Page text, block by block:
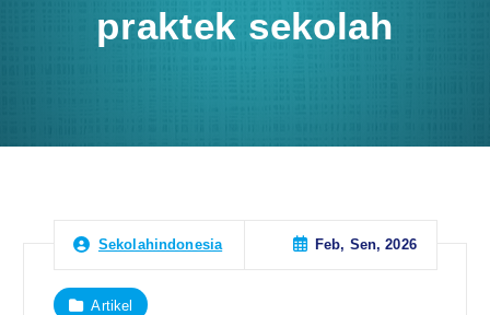
praktek sekolah
Sekolahindonesia Feb, Sen, 2026
Artikel